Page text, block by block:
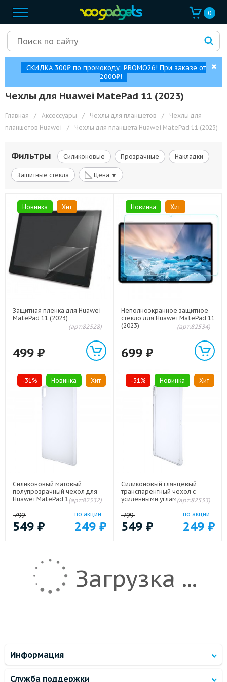
0
СКИДКА 300₽ по промокоду: PROMO26! При заказе от
2000₽!
✖
Чехлы для Huawei MatePad 11 (2023)
Главная / Аксессуары / Чехлы для планшетов /
Чехлы для
планшетов Huawei
/ Чехлы для планшета Huawei MatePad 11 (2023)
Фильтры Силиконовые Прозрачные Накладки
Защитные стекла ◺ Цена ▼
Новинка Хит
Защитная пленка для Huawei
MatePad 11 (2023)
(арт:82528)
499 ₽
Новинка Хит
Неполноэкранное защитное
стекло для Huawei MatePad 11
(2023)
(арт:82534)
699 ₽
-31% Новинка Хит
Силиконовый матовый
полупрозрачный чехол для
Huawei MatePad 11 (2023)
(арт:82532)
799
549 ₽
по акции
249 ₽
-31% Новинка Хит
Силиконовый глянцевый
транспарентный чехол с
усиленными углами для(арт:82533)
799
549 ₽
по акции
249 ₽
Загрузка ...
Информация
Служба поддержки